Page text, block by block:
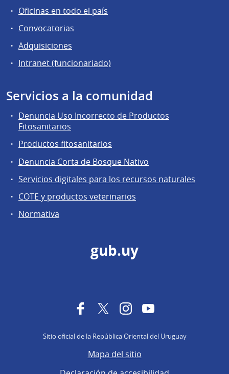
Oficinas en todo el país
Convocatorias
Adquisiciones
Intranet (funcionariado)
Servicios a la comunidad
Denuncia Uso Incorrecto de Productos
Fitosanitarios
Productos fitosanitarios
Denuncia Corta de Bosque Nativo
Servicios digitales para los recursos naturales
COTE y productos veterinarios
Normativa
gub.uy
FacebookTwitterInstagramYouTube
Sitio oficial de la República Oriental del Uruguay
Mapa del sitio